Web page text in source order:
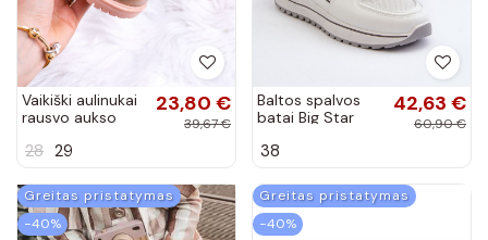
Vaikiški aulinukai
rausvo aukso
23,80 €
39,67 €
28 29
Baltos spalvos
batai Big Star
42,63 €
60,90 €
38
Greitas pristatymas
−40%
Greitas pristatymas
−40%